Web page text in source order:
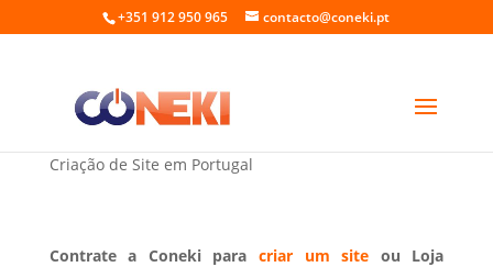
+351 912 950 965 contacto@coneki.pt
Criação de Site em Ílhavo Portugal
Criação de Site em Portugal
Contrate a Coneki para criar um site ou Loja